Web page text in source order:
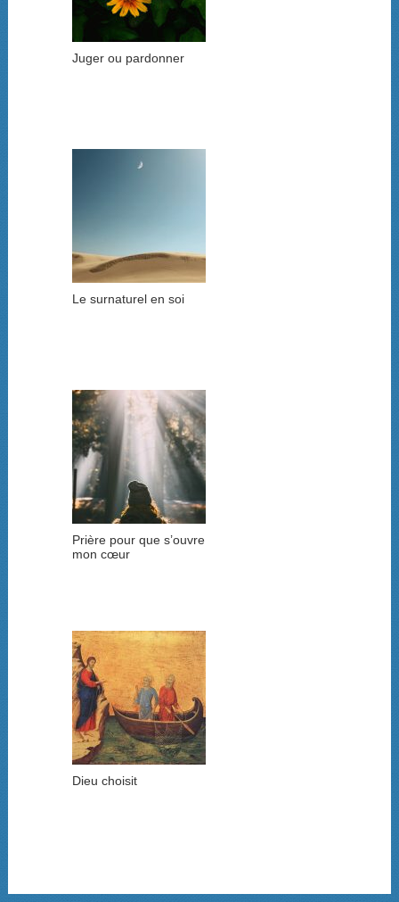
Juger ou pardonner
Le surnaturel en soi
Prière pour que s’ouvre
mon cœur
Dieu choisit